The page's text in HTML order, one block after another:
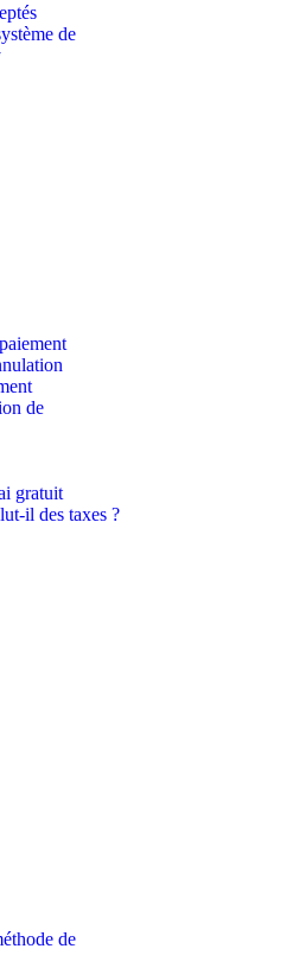
de
de
gratuit
il des taxes ?
de